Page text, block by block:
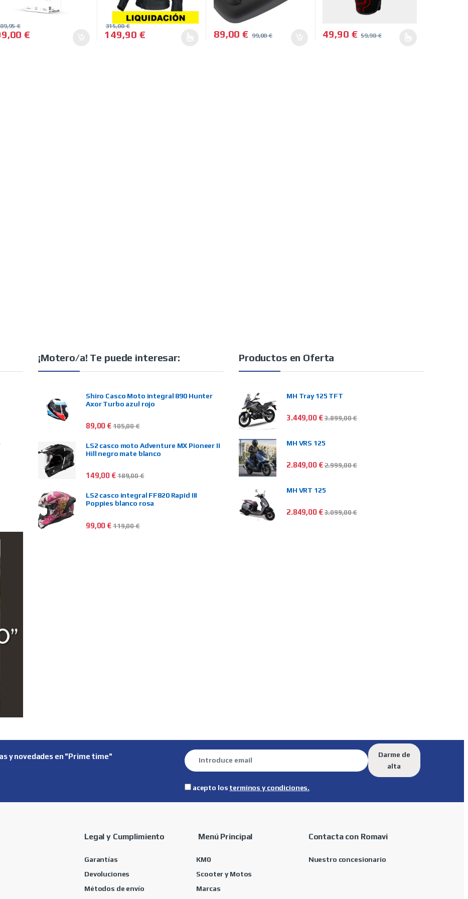
€
€
149,90 €
315,00€
89,00€ 99,00€ 49,90 € 59,90€
¡Motero/a! Te puede interesar:
Shiro Casco Moto integral 890 Hunter
Axor Turbo azul rojo
89,00 € 105,00€
LS2 casco moto Adventure MX Pioneer II
Hill negro mate blanco
149,00 €189,00€
LS2 casco integral FF820 Rapid III
Poppies blanco rosa
99,00 € 119,00€
Productos en Oferta
MH Tray 125 TFT
3.449,00 €3.899,00€
MH VRS 125
2.849,00 €2.999,00€
MH VRT 125
2.849,00 €3.099,00€
y novedades en "Prime time"
Darme de
alta
acepto los terminos y condiciones.
Legal y Cumplimiento
Garantías
Devoluciones
Métodos de envío
Menú Principal
KM0
Scooter y Motos
Marcas
Contacta con Romavi
Nuestro concesionario